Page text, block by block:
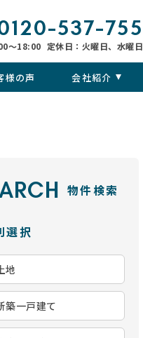
537-755
〜18:00 定休日：火曜日、水曜日
様の声 会社紹介
物件検索
選択
地
築一戸建て